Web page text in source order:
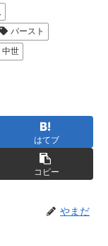
バースト
中世
はてブ
コピー
やまだ